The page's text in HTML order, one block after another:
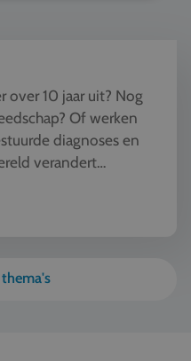
over 10 jaar uit? Nog
Of werken
diagnoses en
verandert